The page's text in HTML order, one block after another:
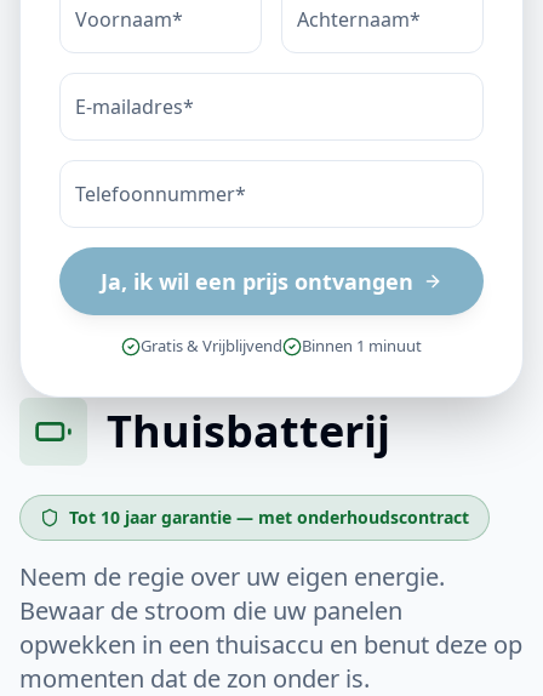
Ja, ik wil een prijs ontvangen
Gratis & Vrijblijvend Binnen 1 minuut
Thuisbatterij
Tot 10 jaar garantie — met onderhoudscontract
Neem de regie over uw eigen energie.
Bewaar de stroom die uw panelen
opwekken in een thuisaccu en benut deze op
momenten dat de zon onder is.